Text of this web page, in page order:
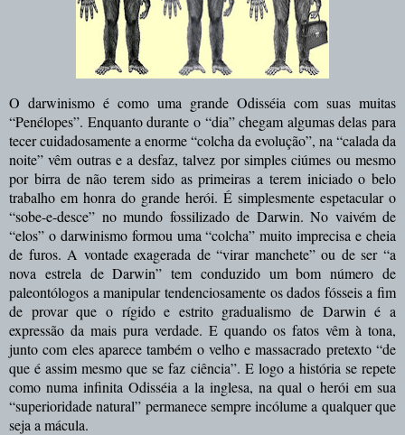
O darwinismo é como uma grande Odisséia com suas muitas
“Penélopes”. Enquanto durante o “dia” chegam algumas delas para
tecer cuidadosamente a enorme “colcha da evolução”, na “calada da
noite” vêm outras e a desfaz, talvez por simples ciúmes ou mesmo
por birra de não terem sido as primeiras a terem iniciado o belo
trabalho em honra do grande herói. É simplesmente espetacular o
“sobe-e-desce” no mundo fossilizado de Darwin. No vaivém de
“elos” o darwinismo formou uma “colcha” muito imprecisa e cheia
de furos. A vontade exagerada de “virar manchete” ou de ser “a
nova estrela de Darwin” tem conduzido um bom número de
paleontólogos a manipular tendenciosamente os dados fósseis a fim
de provar que o rígido e estrito gradualismo de Darwin é a
expressão da mais pura verdade. E quando os fatos vêm à tona,
junto com eles aparece também o velho e massacrado pretexto “de
que é assim mesmo que se faz ciência”. E logo a história se repete
como numa infinita Odisséia a la inglesa, na qual o herói em sua
“superioridade natural” permanece sempre incólume a qualquer que
seja a mácula.